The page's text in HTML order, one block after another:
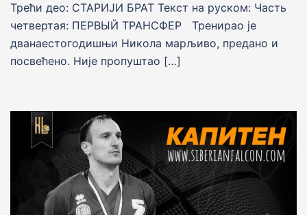
Трећи део: СТАРИJИ БРАТ Текст на руском: Часть
четвертая: ПЕРВЫЙ ТРАНСФЕР Тренирао jе
дванаестогодишњи Никола марљиво, предано и
посвећено. Није пропуштао […]